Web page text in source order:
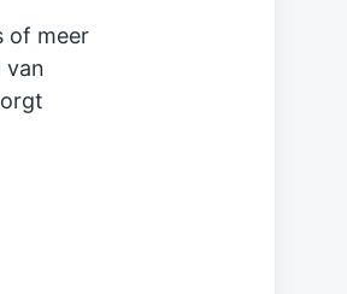
of meer
van